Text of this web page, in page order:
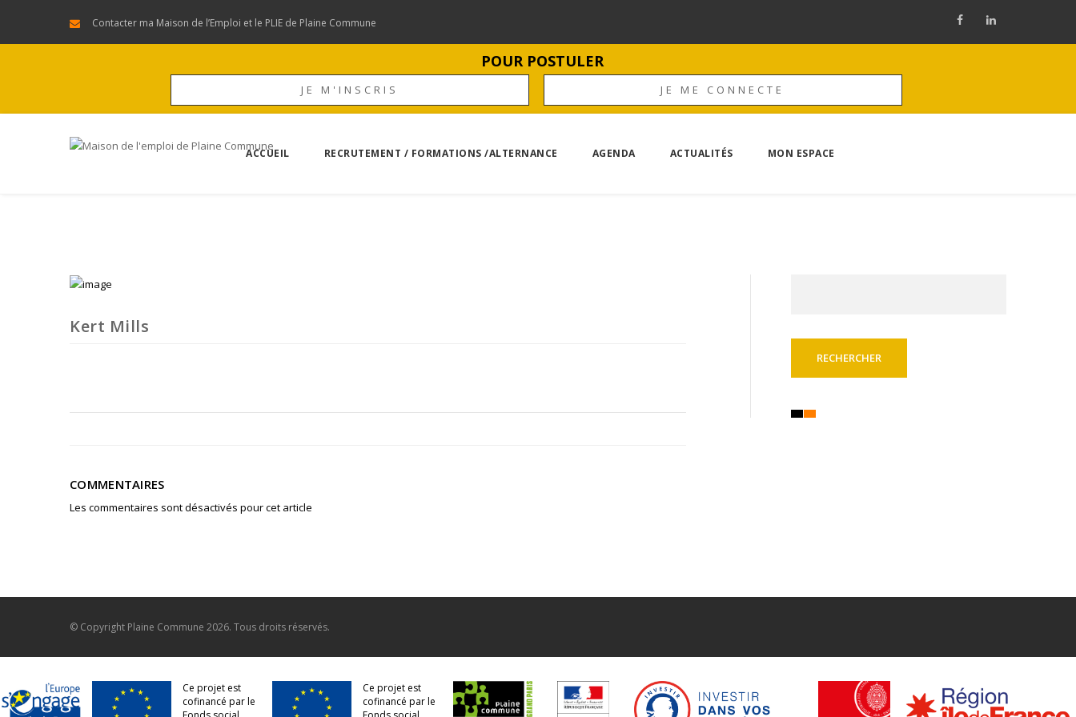
Contacter ma Maison de l’Emploi et le PLIE de Plaine Commune
POUR POSTULER
JE M'INSCRIS JE ME CONNECTE
ACCUEIL RECRUTEMENT / FORMATIONS /ALTERNANCE AGENDA ACTUALITÉS MON ESPACE
Kert Mills
COMMENTAIRES
Les commentaires sont désactivés pour cet article
© Copyright Plaine Commune 2026. Tous droits réservés.
Ce projet est
cofinancé par le
Ce projet est
cofinancé par le